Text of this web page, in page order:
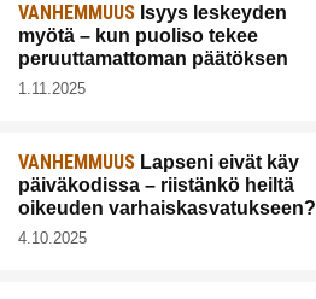
VANHEMMUUS Isyys leskeyden
myötä – kun puoliso tekee
peruuttamattoman päätöksen
1.11.2025
VANHEMMUUS Lapseni eivät käy
päiväkodissa – riistänkö heiltä
oikeuden varhaiskasvatukseen?
4.10.2025